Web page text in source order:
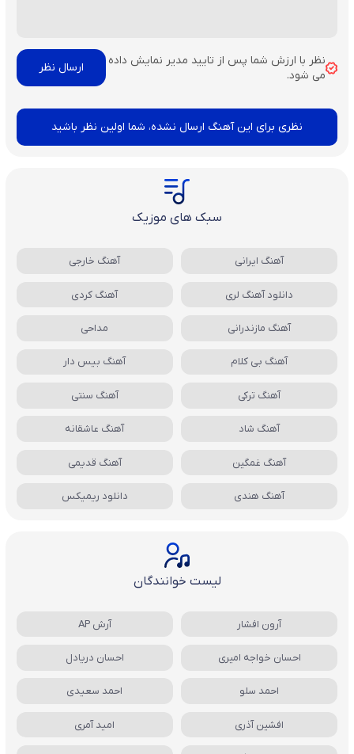
نظر با ارزش شما پس از تایید مدیر نمایش داده
می شود.
نظری برای این آهنگ ارسال نشده، شما اولین نظر باشید
سبک های موزیک
آهنگ ایرانی آهنگ خارجی
دانلود آهنگ لری آهنگ کردی
آهنگ مازندرانی مداحی
آهنگ بی کلام آهنگ بیس دار
آهنگ ترکی آهنگ سنتی
آهنگ شاد آهنگ عاشقانه
آهنگ غمگین آهنگ قدیمی
آهنگ هندی دانلود ریمیکس
لیست خوانندگان
آرون افشار آرش AP
احسان خواجه امیری احسان دریادل
احمد سلو احمد سعیدی
افشین آذری امید آمری